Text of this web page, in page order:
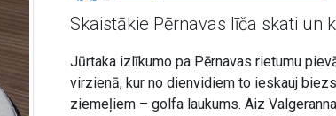
Skaistākie Pērnavas līča skati un
Jūrtaka izlīkumo pa Pērnavas rietumu
virzienā, kur no dienvidiem to ieskauj
ziemeļiem – golfa laukums. Aiz